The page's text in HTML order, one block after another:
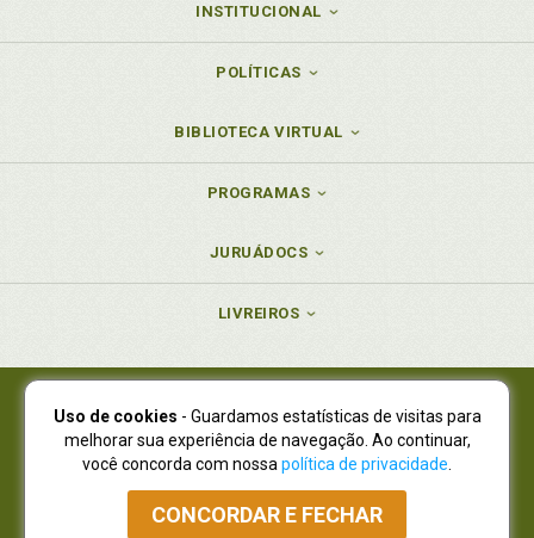
INSTITUCIONAL
POLÍTICAS
BIBLIOTECA VIRTUAL
PROGRAMAS
JURUÁDOCS
LIVREIROS
Juruá Editora Ltda., CNPJ 77.535.508/0001-19
Juruá Informática Ltda., CNPJ 01.701.561/0001-80
NOVO ENDEREÇO:R. Flávio Dallegrave, 7665, São Lourenço |
Curitiba - Paraná - CEP 82210-310
Atendimento: (41) 4009-3900|Vendas Atacado: (41) 4009-3939
Uso de cookies - Guardamos estatísticas de visitas para
melhorar sua experiência de navegação. Ao continuar,
você concorda com nossa política de privacidade
CONCORDAR E FECHAR